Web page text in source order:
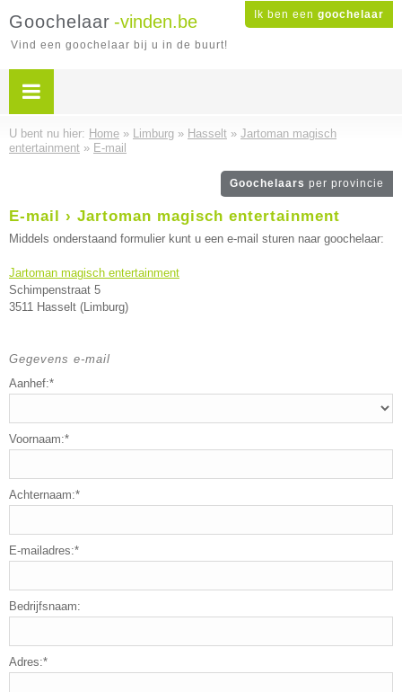
Ik ben een goochelaar
Goochelaar -vinden.be
Vind een goochelaar bij u in de buurt!
U bent nu hier: Home » Limburg » Hasselt » Jartoman magisch
entertainment » E-mail
Goochelaars per provincie
E-mail › Jartoman magisch entertainment
Middels onderstaand formulier kunt u een e-mail sturen naar goochelaar:
Jartoman magisch entertainment
Schimpenstraat 5
3511 Hasselt (Limburg)
Gegevens e-mail
Aanhef:*
Voornaam:*
Achternaam:*
E-mailadres:*
Bedrijfsnaam:
Adres:*